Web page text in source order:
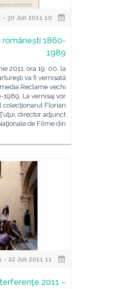
românești 1860-
1989
2011, ora 19. 00, la
va fi vernisată
Reclame vechi
La vernisaj vor
colecţionarul Florian
director adjunct
de Filme din
2011 –